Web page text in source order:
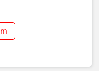
khác để kiểm tra.